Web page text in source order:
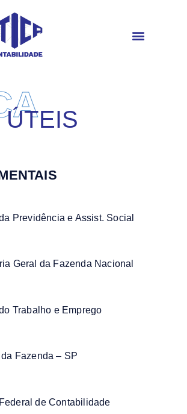
ÚTEIS
Previdência e Assist. Social
Geral da Fazenda Nacional
Trabalho e Emprego
Fazenda – SP
de Contabilidade